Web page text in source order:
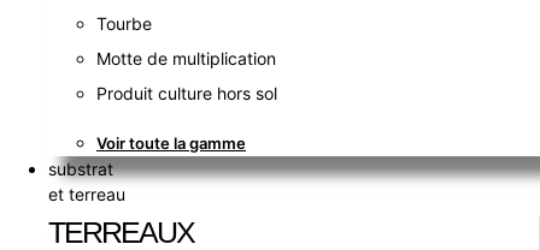
Tourbe
Motte de multiplication
Produit culture hors sol
Voir toute la gamme
substrat
et terreau
TERREAUX